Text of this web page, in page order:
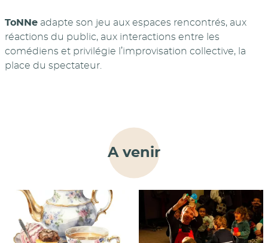
ToNNe adapte son jeu aux espaces rencontrés, aux
réactions du public, aux interactions entre les
comédiens et privilégie l’improvisation collective, la
place du spectateur.
A venir